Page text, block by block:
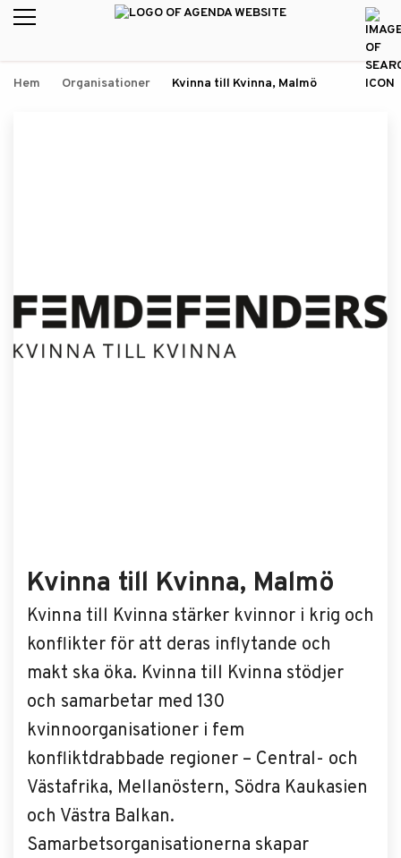
Hem Organisationer Kvinna till Kvinna, Malmö
Kvinna till Kvinna, Malmö
Kvinna till Kvinna stärker kvinnor i krig och
konflikter för att deras inflytande och
makt ska öka. Kvinna till Kvinna stödjer
och samarbetar med 130
kvinnoorganisationer i fem
konfliktdrabbade regioner – Central- och
Västafrika, Mellanöstern, Södra Kaukasien
och Västra Balkan.
Samarbetsorganisationerna skapar